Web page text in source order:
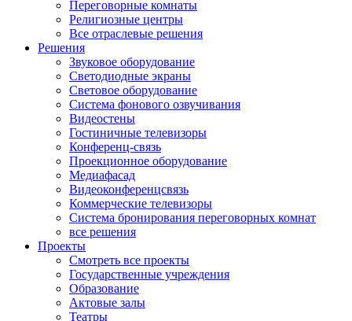
Переговорные комнаты
Религиозные центры
Все отраслевые решения
Решения
Звуковое оборудование
Светодиодные экраны
Световое оборудование
Система фонового озвучивания
Видеостены
Гостиничные телевизоры
Конференц-связь
Проекционное оборудование
Медиафасад
Видеоконференцсвязь
Коммерческие телевизоры
Система бронирования переговорных комнат
все решения
Проекты
Смотреть все проекты
Государственные учреждения
Образование
Актовые залы
Театры